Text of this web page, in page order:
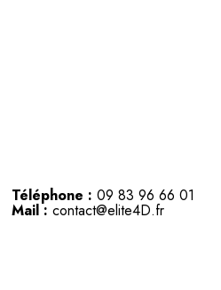
Téléphone :09 83 96 66 01
Mail :contact@elite4D.fr